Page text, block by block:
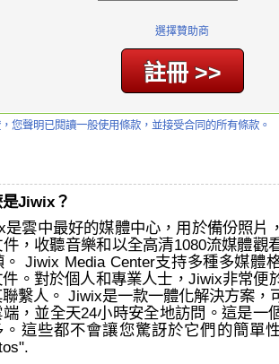
選擇贊助商
您聲明已閱讀一般使用條款，並接受合同的所有條款。
Jiwix？
是雲中最好的媒體中心，用於備份照片
件，收聽音樂和以全高清1080流媒體觀
。 Jiwix Media Center支持多種多媒體
件。對於個人和專業人士，Jiwix非常便
繫人。 Jiwix是一款一體化解決方案，
，並全天24小時安全地訪問。這是一
。這些都不會讓您驚訝於它們的簡單